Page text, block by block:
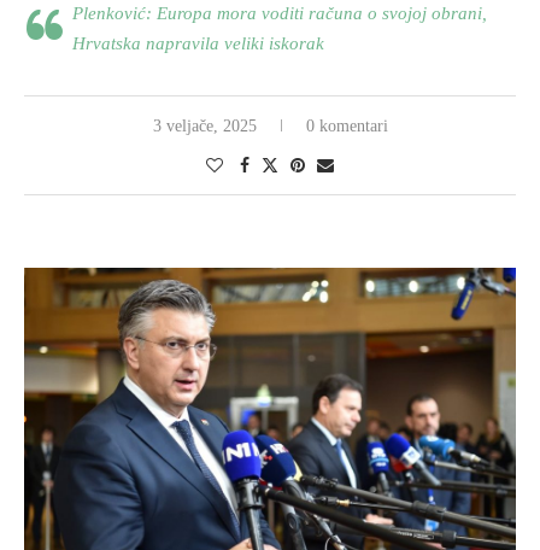
Plenković: Europa mora voditi računa o svojoj obrani,
Hrvatska napravila veliki iskorak
3 veljače, 2025 0 komentari